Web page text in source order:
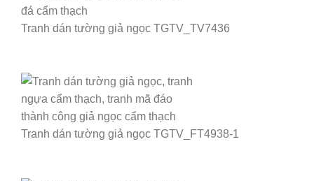
Tranh dán tường giả ngọc TGTV_TV7436
Tranh dán tường giả ngọc TGTV_FT4938-1